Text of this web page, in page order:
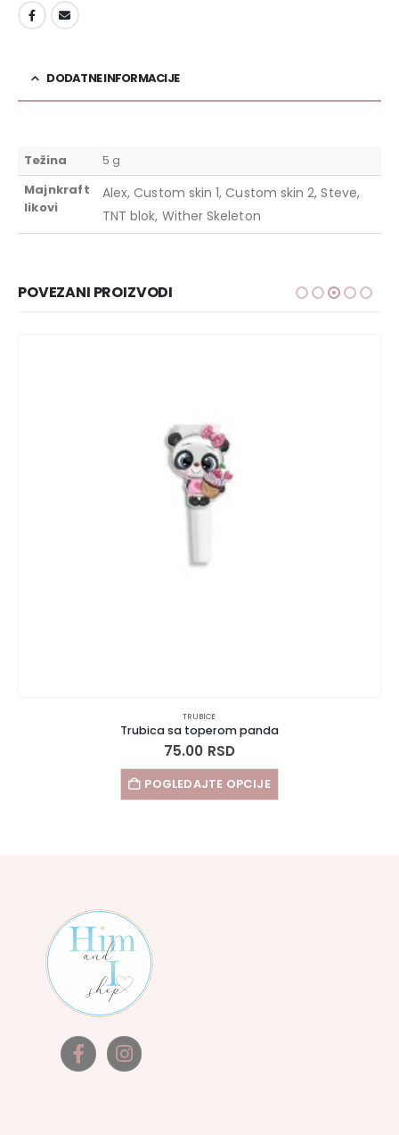
DODATNE INFORMACIJE
Težina
5 g
Majnkraft
likovi
Alex, Custom skin 1, Custom skin 2, Steve,
TNT blok, Wither Skeleton
POVEZANI PROIZVODI
TRUBICE
Trubica sa toperom panda
75.00 RSD
POGLEDAJTE OPCIJE